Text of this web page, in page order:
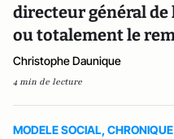
directeur général de
ou totalement le
Christophe Daunique
4 min de lecture
MODELE SOCIAL,